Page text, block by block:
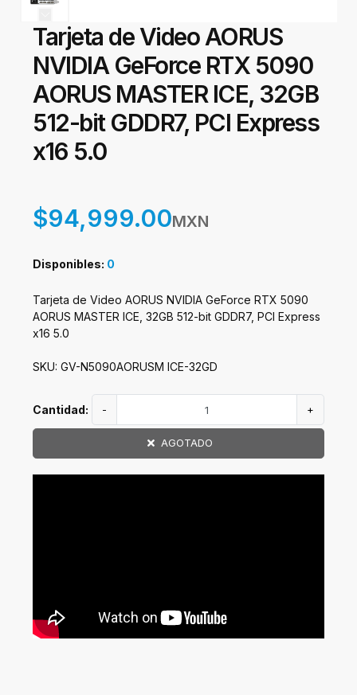
Tarjeta de Video AORUS
NVIDIA GeForce RTX 5090
AORUS MASTER ICE, 32GB
512-bit GDDR7, PCI Express
x16 5.0
$94,999.00MXN
Disponibles: 0
Tarjeta de Video AORUS NVIDIA GeForce RTX 5090
AORUS MASTER ICE, 32GB 512-bit GDDR7, PCI Express
x16 5.0
SKU: GV-N5090AORUSM ICE-32GD
Cantidad: - +
AGOTADO